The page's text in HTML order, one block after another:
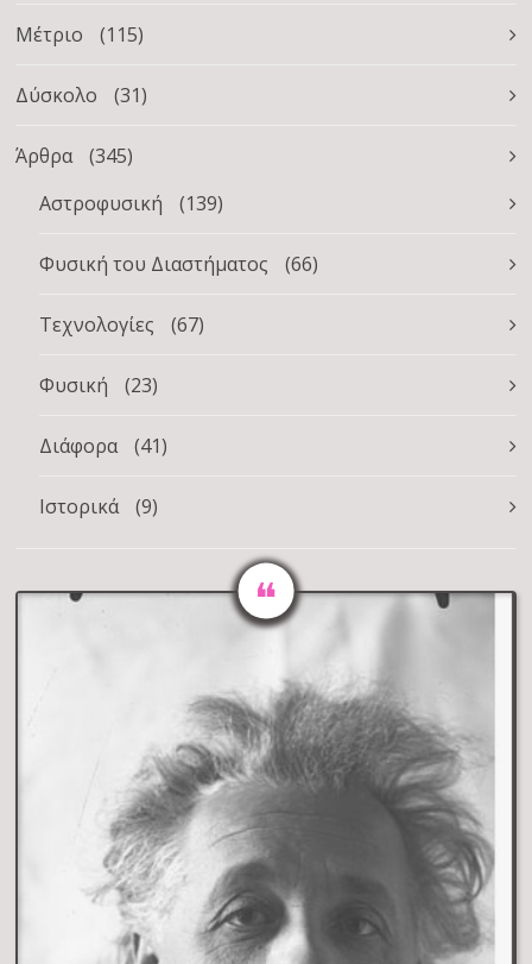
Μέτριο (115)
Δύσκολο (31)
Άρθρα
(345)
Αστροφυσική
(139)
Φυσική του Διαστήματος (66)
Τεχνολογίες (67)
Φυσική (23)
Διάφορα (41)
Ιστορικά (9)